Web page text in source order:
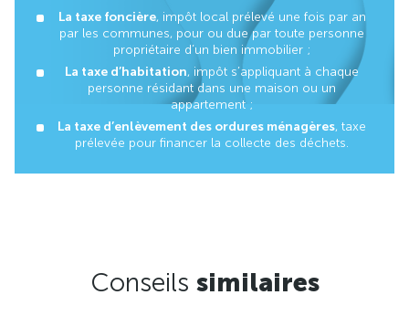
La taxe foncière, impôt local prélevé une fois par an
par les communes, pour ou due par toute personne
propriétaire d’un bien immobilier ;
La taxe d’habitation, impôt s’appliquant à chaque
personne résidant dans une maison ou un
appartement ;
La taxe d’enlèvement des ordures ménagères, taxe
prélevée pour financer la collecte des déchets.
Conseils similaires